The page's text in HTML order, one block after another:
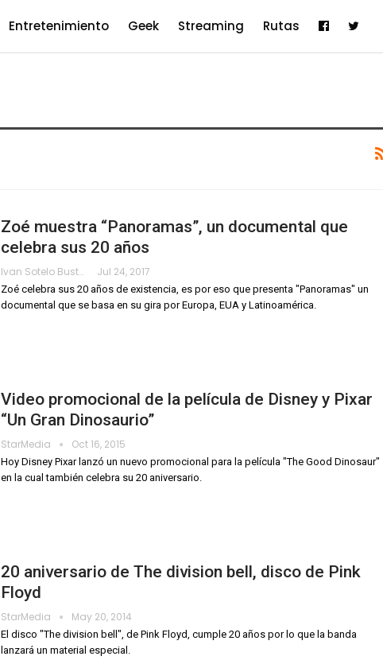
Entretenimiento Geek Streaming Rutas
Zoé muestra “Panoramas”, un documental que
celebra sus 20 años
Ivan Sotelo Bustamante Jul 24, 2017
Zoé celebra sus 20 años de existencia, es por eso que presenta "Panoramas" un
documental que se basa en su gira por Europa, EUA y Latinoamérica.
Video promocional de la película de Disney y Pixar
“Un Gran Dinosaurio”
StarMedia Oct 16, 2015
Hoy Disney Pixar lanzó un nuevo promocional para la película "The Good Dinosaur"
en la cual también celebra su 20 aniversario.
20 aniversario de The division bell, disco de Pink
Floyd
StarMedia May 20, 2014
El disco "The division bell", de Pink Floyd, cumple 20 años por lo que la banda
lanzará un material especial.